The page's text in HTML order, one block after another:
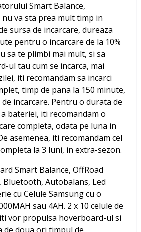
Smart Balance,
va sta prea mult timp in
sursa de incarcare, dureaza
pentru o incarcare de la 10%
sa te plimbi mai mult, si sa
ul tau cum se incarca, mai
iti recomandam sa incarci
timp de pana la 150 minute,
incarcare. Pentru o durata de
bateriei, iti recomandam o
completa, odata pe luna in
asemenea, iti recomandam cel
la 3 luni, in extra-sezon.
Smart Balance, OffRoad
Bluetooth, Autobalans, Led
cu Celule Samsungcu o
sau 4AH. 2 x 10 celule de
vor propulsa hoverboard-ul si